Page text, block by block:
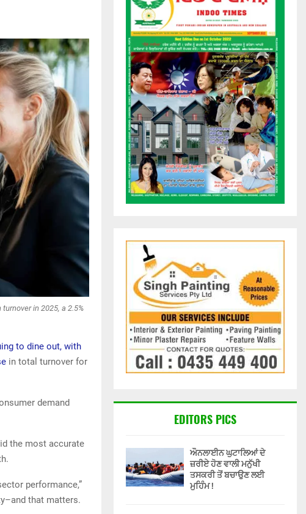
in 2025, a 2.5%
to dine out, with
in total turnover for
demand
the most accurate
performance,”
that matters.
EDITORS PICS
ਔਨਲਾਈਨ ਘੁਟਾਲਿਆਂ ਦੇ
ਜ਼ਰੀਏ ਹੋਣ ਵਾਲੀ ਮਨੁੱਖੀ
ਤਸਕਰੀ ਤੋਂ ਬਚਾਉਣ ਲਈ
ਮੁਹਿੰਮ !